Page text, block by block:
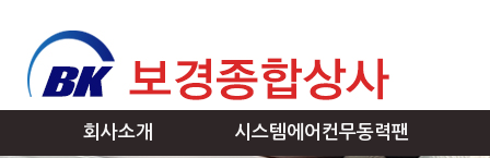
회사소개 시스템에어컨무동력팬